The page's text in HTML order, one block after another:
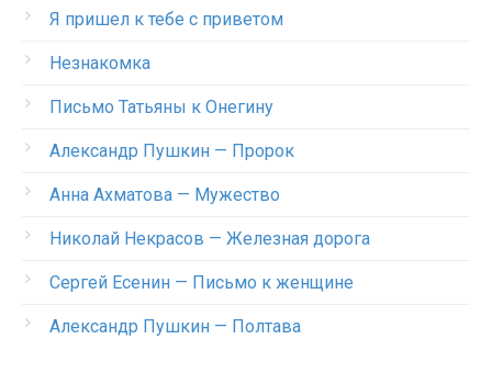
Я пришел к тебе с приветом
Незнакомка
Письмо Татьяны к Онегину
Александр Пушкин — Пророк
Анна Ахматова — Мужество
Николай Некрасов — Железная дорога
Сергей Есенин — Письмо к женщине
Александр Пушкин — Полтава